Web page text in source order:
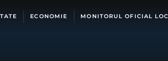
ECONOMIE MONITORUL OFICIAL